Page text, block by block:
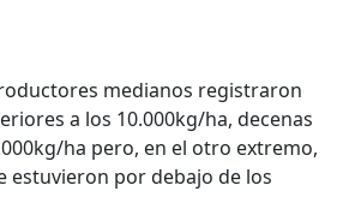
medianos registraron
a los 10.000kg/ha, decenas
ha pero, en el otro extremo,
estuvieron por debajo de los